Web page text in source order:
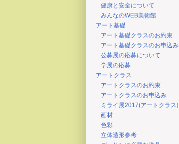
健康と安全について
みんなのWEB美術館
アート基礎
アート基礎クラスのお約束
アート基礎クラスのお申込み
公募展の応募について
学展の応募
アートクラス
アートクラスのお約束
アートクラスのお申込み
ミライ展2017(アートクラス)
画材
色彩
立体造形参考